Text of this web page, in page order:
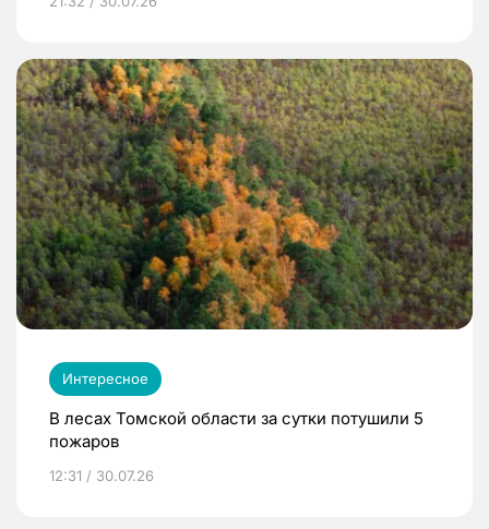
Интересное
В лесах Томской области за сутки потушили 5
пожаров
12:31 / 30.07.26